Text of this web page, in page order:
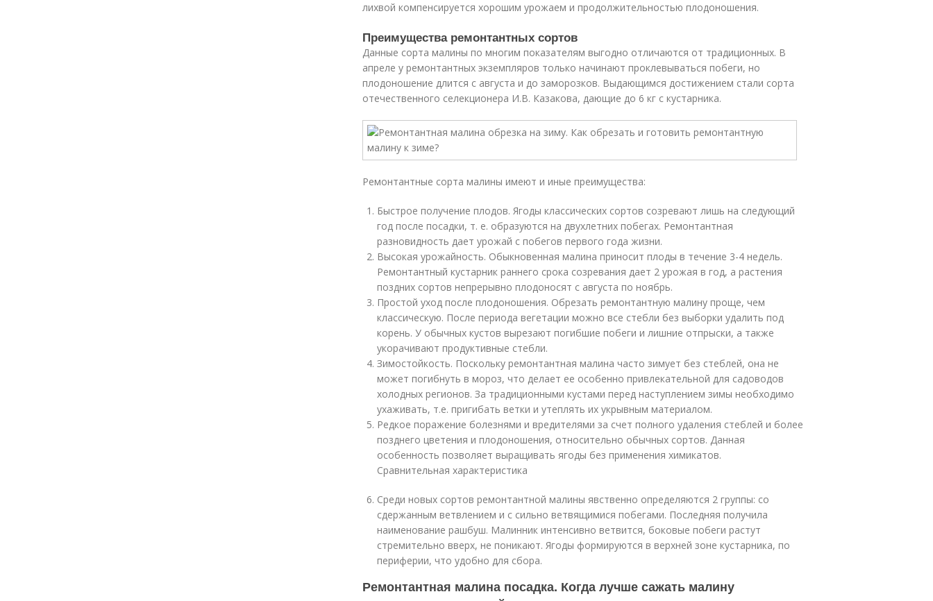
лихвой компенсируется хорошим урожаем и продолжительностью плодоношения.
Преимущества ремонтантных сортов
Данные сорта малины по многим показателям выгодно отличаются от традиционных. В
апреле у ремонтантных экземпляров только начинают проклевываться побеги, но
плодоношение длится с августа и до заморозков. Выдающимся достижением стали сорта
отечественного селекционера И.В. Казакова, дающие до 6 кг с кустарника.
Ремонтантные сорта малины имеют и иные преимущества:
Быстрое получение плодов. Ягоды классических сортов созревают лишь на следующий
год после посадки, т. е. образуются на двухлетних побегах. Ремонтантная
разновидность дает урожай с побегов первого года жизни.
Высокая урожайность. Обыкновенная малина приносит плоды в течение 3-4 недель.
Ремонтантный кустарник раннего срока созревания дает 2 урожая в год, а растения
поздних сортов непрерывно плодоносят с августа по ноябрь.
Простой уход после плодоношения. Обрезать ремонтантную малину проще, чем
классическую. После периода вегетации можно все стебли без выборки удалить под
корень. У обычных кустов вырезают погибшие побеги и лишние отпрыски, а также
укорачивают продуктивные стебли.
Зимостойкость. Поскольку ремонтантная малина часто зимует без стеблей, она не
может погибнуть в мороз, что делает ее особенно привлекательной для садоводов
холодных регионов. За традиционными кустами перед наступлением зимы необходимо
ухаживать, т.е. пригибать ветки и утеплять их укрывным материалом.
Редкое поражение болезнями и вредителями за счет полного удаления стеблей и более
позднего цветения и плодоношения, относительно обычных сортов. Данная
особенность позволяет выращивать ягоды без применения химикатов.
Сравнительная характеристика
Среди новых сортов ремонтантной малины явственно определяются 2 группы: со
сдержанным ветвлением и с сильно ветвящимися побегами. Последняя получила
наименование рашбуш. Малинник интенсивно ветвится, боковые побеги растут
стремительно вверх, не поникают. Ягоды формируются в верхней зоне кустарника, по
периферии, что удобно для сбора.
Ремонтантная малина посадка. Когда лучше сажать малину